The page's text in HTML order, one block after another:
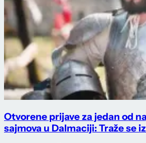
Otvorene prijave za jedan od
sajmova u Dalmaciji: Traže se